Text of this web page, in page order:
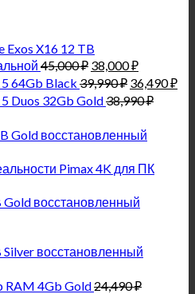
Exos X16 12 TB
45,000₽ 38,000₽
64Gb Black 39,990₽ 36,490₽
Duos 32Gb Gold38,990₽
Gold восстановленный
Pimax 4K для ПК
Gold восстановленный
Silver восстановленный
RAM 4Gb Gold24,490₽